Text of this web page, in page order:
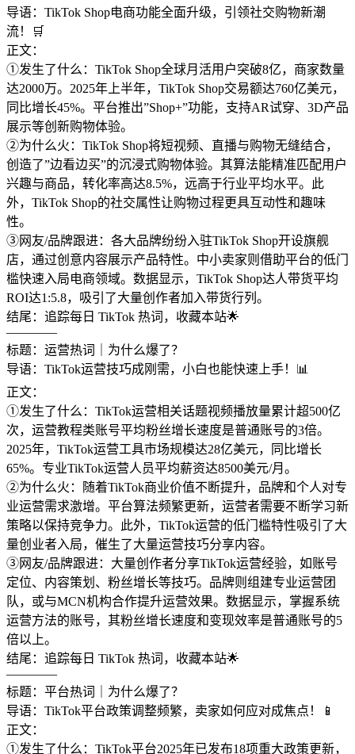
导语：TikTok Shop电商功能全面升级，引领社交购物新潮
流！🛒
正文：
①发生了什么：TikTok Shop全球月活用户突破8亿，商家数量
达2000万。2025年上半年，TikTok Shop交易额达760亿美元，
同比增长45%。平台推出”Shop+”功能，支持AR试穿、3D产品
展示等创新购物体验。
②为什么火：TikTok Shop将短视频、直播与购物无缝结合，
创造了”边看边买”的沉浸式购物体验。其算法能精准匹配用户
兴趣与商品，转化率高达8.5%，远高于行业平均水平。此
外，TikTok Shop的社交属性让购物过程更具互动性和趣味
性。
③网友/品牌跟进：各大品牌纷纷入驻TikTok Shop开设旗舰
店，通过创意内容展示产品特性。中小卖家则借助平台的低门
槛快速入局电商领域。数据显示，TikTok Shop达人带货平均
ROI达1:5.8，吸引了大量创作者加入带货行列。
结尾：追踪每日 TikTok 热词，收藏本站🌟
————
标题：运营热词｜为什么爆了？
导语：TikTok运营技巧成刚需，小白也能快速上手！📊
正文：
①发生了什么：TikTok运营相关话题视频播放量累计超500亿
次，运营教程类账号平均粉丝增长速度是普通账号的3倍。
2025年，TikTok运营工具市场规模达28亿美元，同比增长
65%。专业TikTok运营人员平均薪资达8500美元/月。
②为什么火：随着TikTok商业价值不断提升，品牌和个人对专
业运营需求激增。平台算法频繁更新，运营者需要不断学习新
策略以保持竞争力。此外，TikTok运营的低门槛特性吸引了大
量创业者入局，催生了大量运营技巧分享内容。
③网友/品牌跟进：大量创作者分享TikTok运营经验，如账号
定位、内容策划、粉丝增长等技巧。品牌则组建专业运营团
队，或与MCN机构合作提升运营效果。数据显示，掌握系统
运营方法的账号，其粉丝增长速度和变现效率是普通账号的5
倍以上。
结尾：追踪每日 TikTok 热词，收藏本站🌟
————
标题：平台热词｜为什么爆了？
导语：TikTok平台政策调整频繁，卖家如何应对成焦点！📱
正文：
①发生了什么：TikTok平台2025年已发布18项重大政策更新，